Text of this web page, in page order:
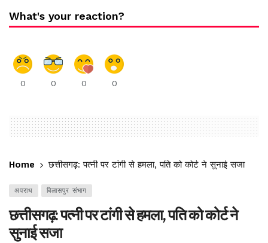
What's your reaction?
0 0 0 0
Home छत्तीसगढ़: पत्नी पर टांगी से हमला, पति को कोर्ट ने सुनाई सजा
अपराध बिलासपुर संभाग
छत्तीसगढ़: पत्नी पर टांगी से हमला, पति को कोर्ट ने
सुनाई सजा